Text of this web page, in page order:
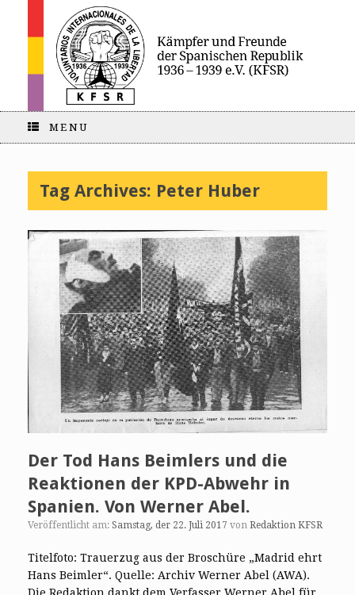
MENU
Tag Archives: Peter Huber
Der Tod Hans Beimlers und die
Reaktionen der KPD-Abwehr in
Spanien. Von Werner Abel.
Veröffentlicht am: Samstag, der 22. Juli 2017 von Redaktion KFSR
Titelfoto: Trauerzug aus der Broschüre „Madrid ehrt
Hans Beimler“. Quelle: Archiv Werner Abel (AWA).
Die Redaktion dankt dem Verfasser Werner Abel für